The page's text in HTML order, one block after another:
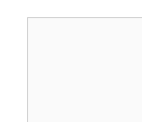
Kommentar